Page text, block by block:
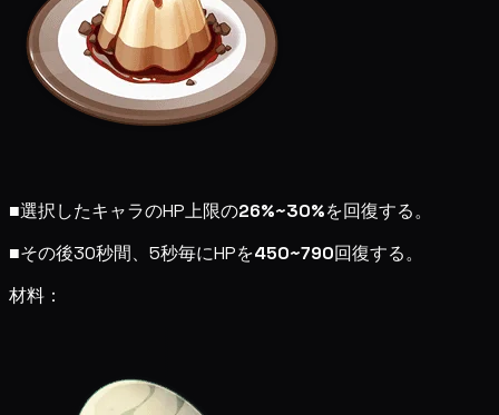
■選択したキャラのHP上限の26%~30%を回復する。
■その後30秒間、5秒毎にHPを450~790回復する。
材料：